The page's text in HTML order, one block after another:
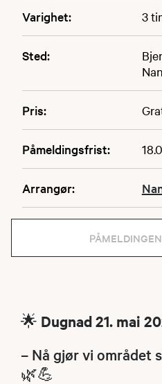
Varighet: 3
Sted:
Pris:
Påmeldingsfrist:
Arrangør:
🌟 Dugnad 21. mai
– Nå gjør vi området
🌿💪